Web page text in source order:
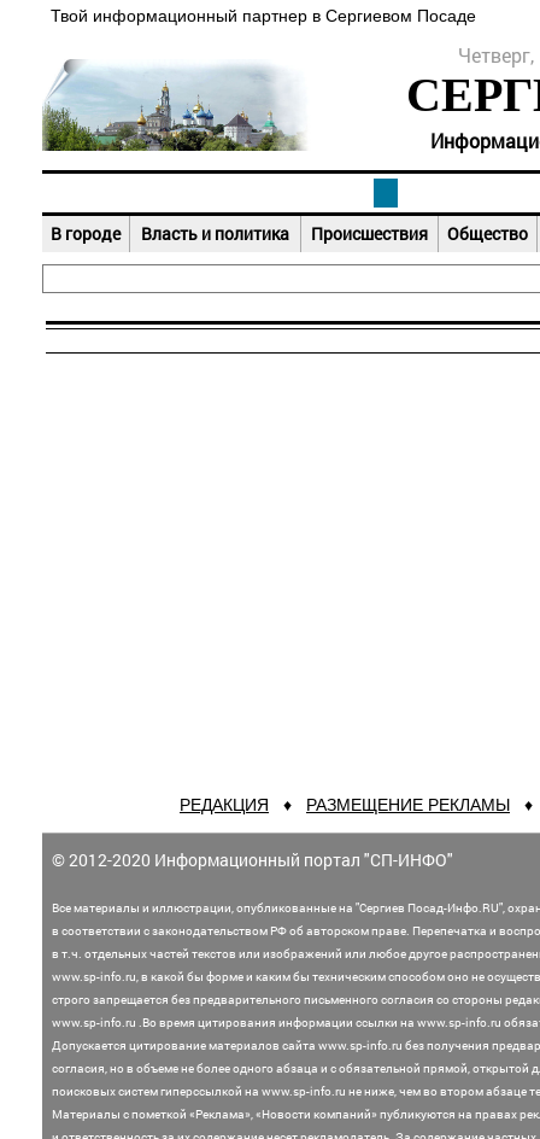
Твой информационный партнер в Сергиевом Посаде
В городе Власть и политика Происшествия Общество
РЕДАКЦИЯ ♦ РАЗМЕЩЕНИЕ РЕКЛАМЫ
© 2012-2020 Информационный портал "СП-ИНФО"
Все материалы и иллюстрации,опубликованные на "Сергиев Посад-Инфо.RU",
в соответствии с законодательством РФ об авторском праве. Перепечатка и
в т.ч. отдельных частей текстов или изображений или любое другое
www.sp-info.ru, в какой бы форме и каким бы техническим способом оно не
строго запрещается без предварительного письменного согласия со стороны
www.sp-info.ru .Во время цитирования информации ссылки на www.sp-info.ru
Допускается цитирование материалов сайта www.sp-info.ru без получения
согласия, но в объеме не более одного абзаца и с обязательной прямой, открытой
поисковых систем гиперссылкой на www.sp-info.ru не ниже, чем во втором абзаце
Материалы с пометкой «Реклама», «Новости компаний» публикуются на правах